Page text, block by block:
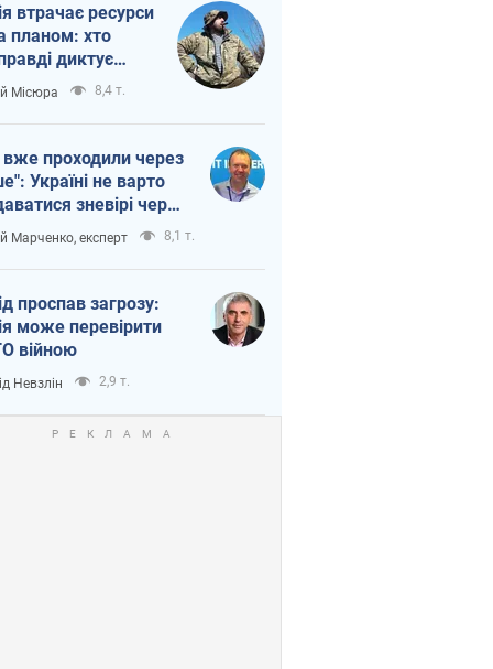
втрачає ресурси
планом: хто
диктує
війни
Місюра 8,4 т.
проходили через
Україні не варто
зневірі через
терор
Марченко, експерт 8,1 т.
проспав загрозу:
може перевірити
війною
Невзлін 2,9 т.